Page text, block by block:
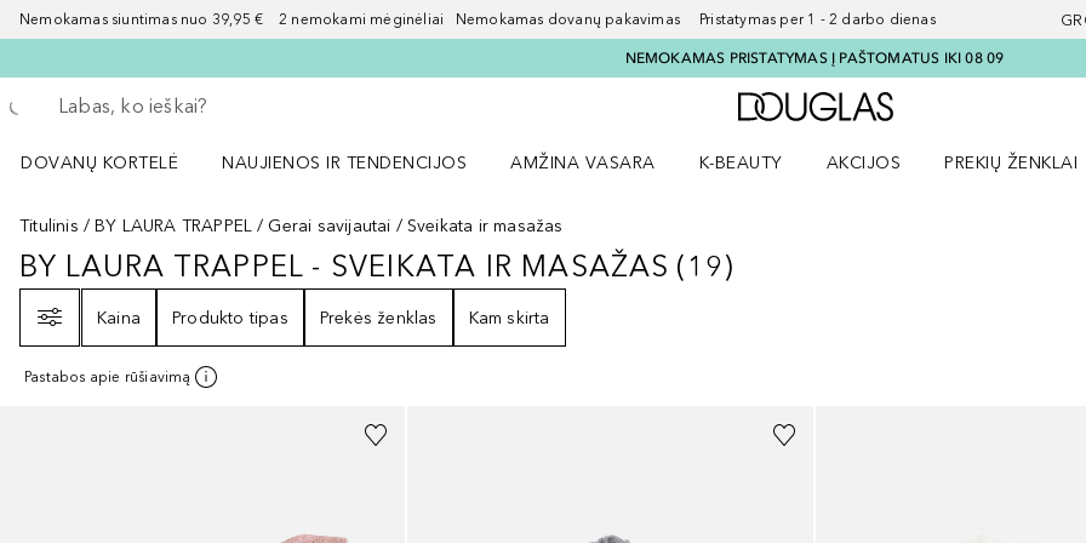
Nemokamas siuntimas nuo 39,95 € 2 nemokami mėginėliai Nemokamas dovanų pakavimas Pristatymas per 1 - 2 darbo dienas
NEMOKAMAS PRISTATYMAS Į PAŠTOMATUS IKI 08 09
Grįžk atgal
Vykdykite paiešką
Į Douglas pagrindinį
DOVANŲ KORTELĖ
NAUJIENOS IR TENDENCIJOS
AMŽINA VASARA
K-BEAUTY
AKCIJOS
PREKIŲ ŽENKLAI
Titulinis
BY LAURA TRAPPEL Gerai savijautai Sveikata ir masažas
BY LAURA TRAPPEL - SVEIKATA IR MASAŽAS19
BY LAURA TRAPPEL - SVEIKATA IR MASAŽAS (19)
Kaina
Produkto tipas Prekės ženklas Kam skirta
Pastabos apie rūšiavimą